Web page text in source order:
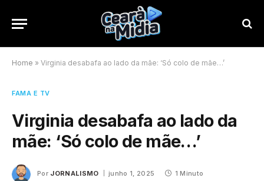
Home » Virginia desabafa ao lado da mãe: ‘Só colo de mãe…’
FAMA E TV
Virginia desabafa ao lado da
mãe: ‘Só colo de mãe…’
Por JORNALISMO junho 1, 2025 1 Minuto